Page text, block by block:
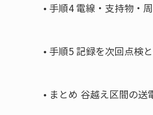
• 手順4 電線・支持物・
• 手順5 記録を次回点検
• まとめ 谷越え区間の